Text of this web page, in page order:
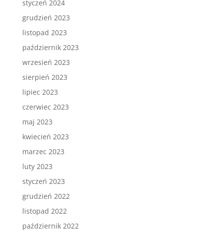
styczeń 2024
grudzień 2023
listopad 2023
październik 2023
wrzesień 2023
sierpień 2023
lipiec 2023
czerwiec 2023
maj 2023
kwiecień 2023
marzec 2023
luty 2023
styczeń 2023
grudzień 2022
listopad 2022
październik 2022